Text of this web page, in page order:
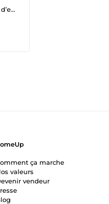
ça marche
valeurs
vendeur